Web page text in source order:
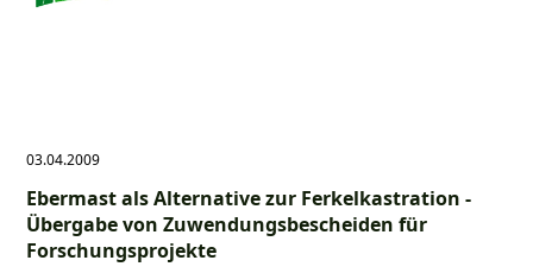
03.04.2009
Ebermast als Alternative zur Ferkelkastration -
Übergabe von Zuwendungsbescheiden für
Forschungsprojekte